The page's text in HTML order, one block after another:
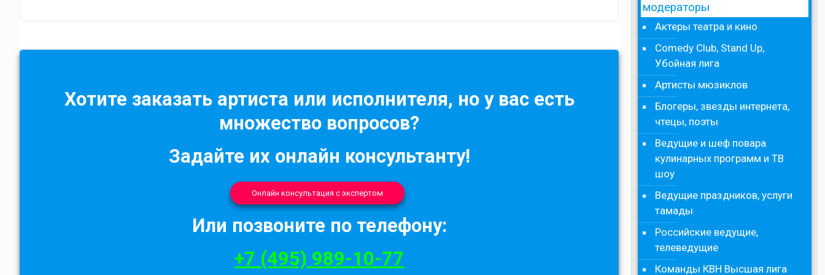
Хотите заказать артиста или исполнителя, но у вас есть
множество вопросов?
Задайте их онлайн консультанту!
Онлайн консультация с экспертом
Или позвоните по телефону:
+7 (495) 989-10-77
модераторы
Актеры театра и кино
Comedy Club, Stand Up,
Убойная лига
Артисты мюзиклов
Блогеры, звезды интернета,
чтецы, поэты
Ведущие и шеф повара
кулинарных программ и ТВ
шоу
Ведущие праздников, услуги
тамады
Российские ведущие,
телеведущие
Команды КВН Высшая лига